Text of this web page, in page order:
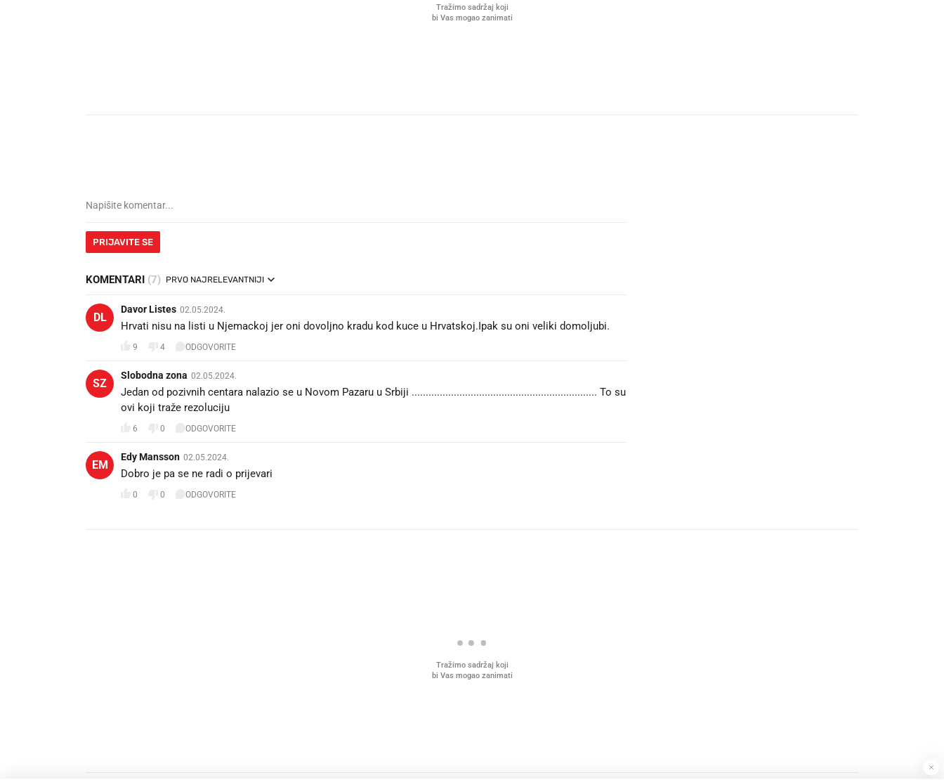
Tražimo sadržaj koji
bi Vas mogao zanimati
PRIJAVITE SE
KOMENTARI (7) PRVO NAJRELEVANTNIJI
DL
Davor Listes 02.05.2024.
Hrvati nisu na listi u Njemackoj jer oni dovoljno kradu kod kuce u Hrvatskoj.Ipak su oni veliki domoljubi.
9 4 ODGOVORITE
SZ
Slobodna zona 02.05.2024.
Jedan od pozivnih centara nalazio se u Novom Pazaru u Srbiji .................................................................. To su
ovi koji traže rezoluciju 🙄
6 0 ODGOVORITE
EM
Edy Mansson 02.05.2024.
Dobro je pa se ne radi o prijevari
0 0 ODGOVORITE
Tražimo sadržaj koji
bi Vas mogao zanimati